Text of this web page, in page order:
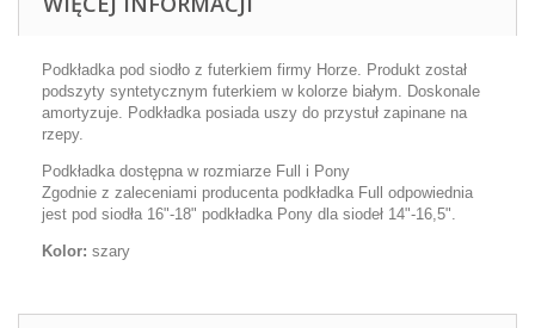
Podkładka pod siodło z futerkiem firmy Horze. Produkt został
podszyty syntetycznym futerkiem w kolorze białym. Doskonale
amortyzuje. Podkładka posiada uszy do przystuł zapinane na
rzepy.
Podkładka dostępna w rozmiarze Full i Pony
Zgodnie z zaleceniami producenta podkładka Full odpowiednia
jest pod siodła 16"-18" podkładka Pony dla siodeł 14"-16,5".
Kolor: szary